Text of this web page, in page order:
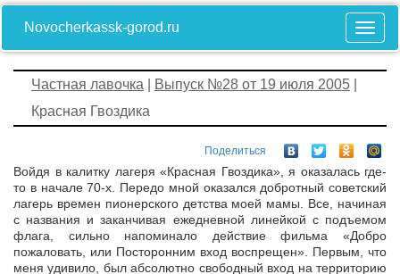
Novocherkassk-gorod.ru
Частная лавочка Выпуск №28 от 19 июля 2005
Красная Гвоздика
Поделиться
Войдя в калитку лагеря «Красная Гвоздика», я оказалась где-
то в начале 70-х. Передо мной оказался добротный советский
лагерь времен пионерского детства моей мамы. Все, начиная
с названия и заканчивая ежедневной линейкой с подъемом
флага, сильно напоминало действие фильма «Добро
пожаловать, или Посторонним вход воспрещен». Первым, что
меня удивило, был абсолютно свободный вход на территорию